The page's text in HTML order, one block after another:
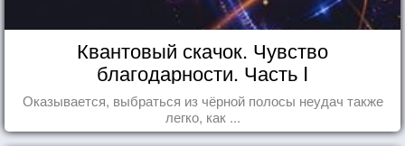
Квантовый скачок. Чувство
благодарности. Часть I
Оказывается, выбраться из чёрной полосы неудач также
легко, как ...